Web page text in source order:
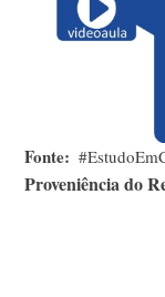
Fonte
Proveniência do